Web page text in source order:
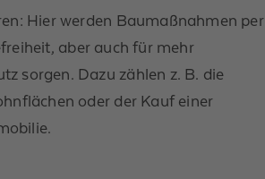
Hier werden Baumaßnahmen per
aber auch für mehr
sorgen. Dazu zählen z. B. die
oder der Kauf einer